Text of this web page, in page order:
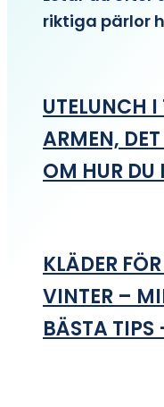
riktiga pärlor
UTELUNCH
ARMEN,
OM HUR DU
KLÄDER
VINTER –
BÄSTA TIPS